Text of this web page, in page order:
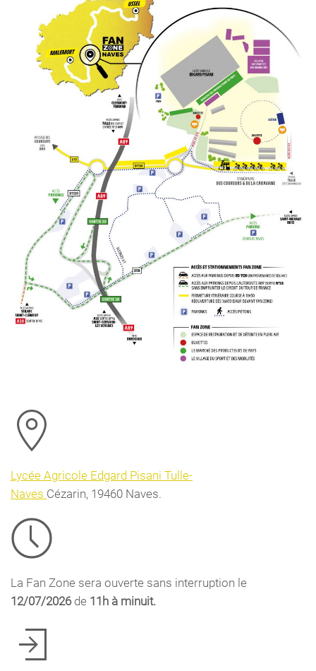
Lycée Agricole Edgard Pisani Tulle-
Naves Cézarin, 19460 Naves.
La Fan Zone sera ouverte sans interruption le
12/07/2026de 11h à minuit.